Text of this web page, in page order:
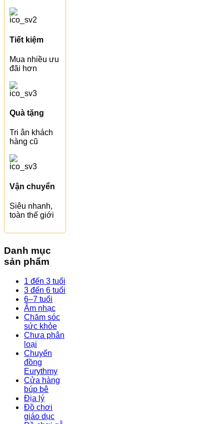
Tiết kiệm
Mua nhiều ưu
đãi hơn
Quà tặng
Tri ân khách
hàng cũ
Vận chuyển
Siêu nhanh,
toàn thế giới
Danh mục
sản phẩm
1 đến 3 tuổi
3 đến 6 tuổi
6–7 tuổi
Âm nhạc
Chăm sóc
sức khỏe
Chưa phân
loại
Chuyển
đồng
Eurythmy
Cửa hàng
búp bê
Địa lý
Đồ chơi
giáo dục